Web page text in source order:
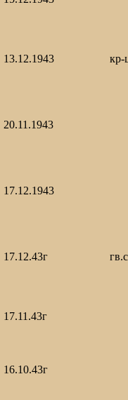
13.12.1943 кр-
20.11.1943
17.12.1943
17.12.43г
17.11.43г
16.10.43г